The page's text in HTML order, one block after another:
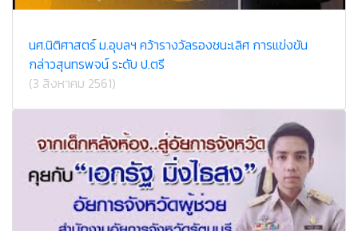
นศ.นิติศาสตร์ ม.อุบลฯ คว้ารางวัลรองชนะเลิศ การแข่งขัน
กล่าวสุนทรพจน์ ระดับ ป.ตรี
(3 สิงหาคม 2561)